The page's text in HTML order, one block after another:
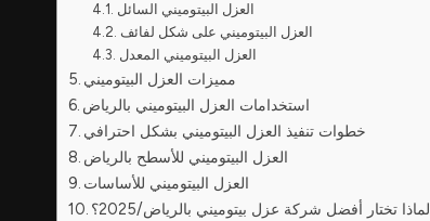
العزل البيتوميني السائل
العزل البيتوميني على شكل لفائف
العزل البيتوميني المعدل
مميزات العزل البيتوميني
استخدامات العزل البيتوميني بالرياض
خطوات تنفيذ العزل البيتوميني بشكل احترافي
العزل البيتوميني للأسطح بالرياض
العزل البيتوميني للأساسات
لماذا تختار أفضل شركة عزل بيتوميني بالرياض/2025؟